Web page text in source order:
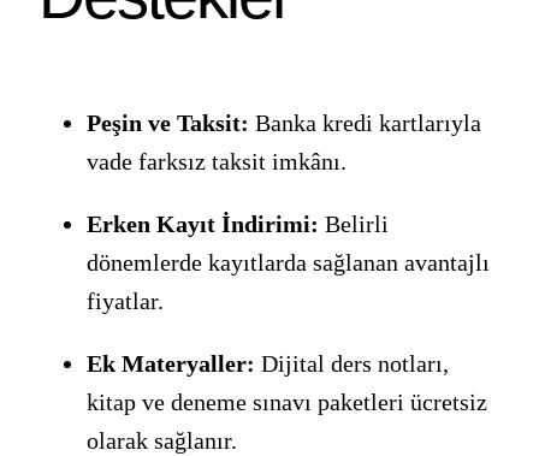
Peşin ve Taksit: Banka kredi kartlarıyla
vade farksız taksit imkânı.
Erken Kayıt İndirimi: Belirli
dönemlerde kayıtlarda sağlanan avantajlı
fiyatlar.
Ek Materyaller: Dijital ders notları,
kitap ve deneme sınavı paketleri ücretsiz
olarak sağlanır.